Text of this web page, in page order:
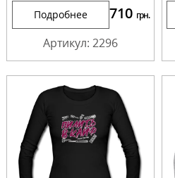
Подробнее 710 грн.
Артикул: 2296